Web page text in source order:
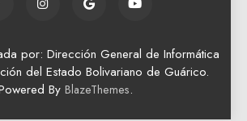
por: Dirección General de Informática
del Estado Bolivariano de Guárico.
By BlazeThemes.